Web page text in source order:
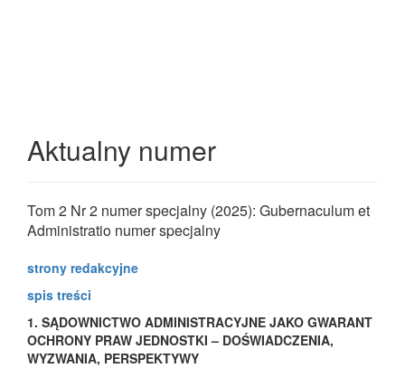
Aktualny numer
Tom 2 Nr 2 numer specjalny (2025): Gubernaculum et
Administratio numer specjalny
strony redakcyjne
spis treści
1. SĄDOWNICTWO ADMINISTRACYJNE JAKO GWARANT
OCHRONY PRAW JEDNOSTKI – DOŚWIADCZENIA,
WYZWANIA, PERSPEKTYWY